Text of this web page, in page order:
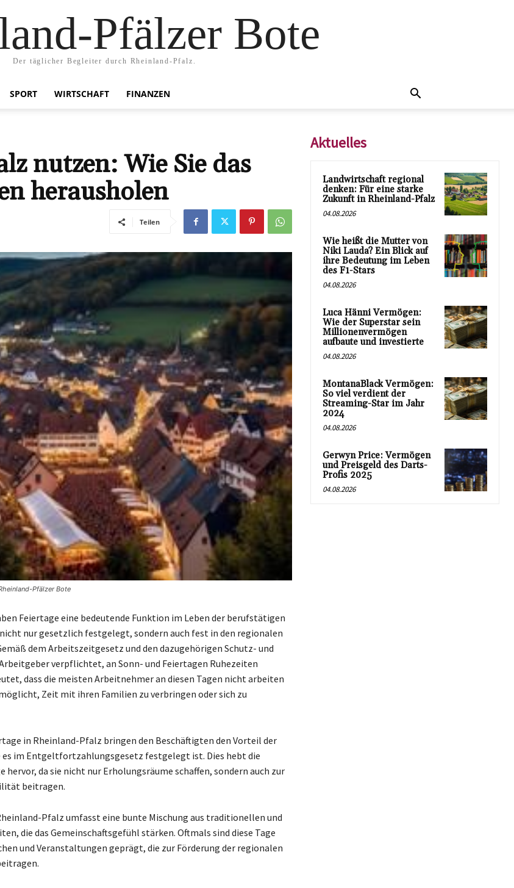
Pfälzer Bote
Der täglicher Begleiter durch Rheinland-Pfalz.
SPORT WIRTSCHAFT FINANZEN
nutzen: Wie Sie das
herausholen
Teilen
Pfälzer Bote
Feiertage eine bedeutende Funktion im Leben der berufstätigen
nur gesetzlich festgelegt, sondern auch fest in den regionalen
dem Arbeitszeitgesetz und den dazugehörigen Schutz- und
verpflichtet, an Sonn- und Feiertagen Ruhezeiten
dass die meisten Arbeitnehmer an diesen Tagen nicht arbeiten
Zeit mit ihren Familien zu verbringen oder sich zu
in Rheinland-Pfalz bringen den Beschäftigten den Vorteil der
im Entgeltfortzahlungsgesetz festgelegt ist. Dies hebt die
hervor, da sie nicht nur Erholungsräume schaffen, sondern auch zur
beitragen.
Pfalz umfasst eine bunte Mischung aus traditionellen und
die das Gemeinschaftsgefühl stärken. Oftmals sind diese Tage
und Veranstaltungen geprägt, die zur Förderung der regionalen
Aktuelles
Landwirtschaft regional
denken: Für eine starke
Zukunft in Rheinland-Pfalz
04.08.2026
Wie heißt die Mutter von
Niki Lauda? Ein Blick auf
ihre Bedeutung im Leben
des F1-Stars
04.08.2026
Luca Hänni Vermögen:
Wie der Superstar sein
Millionenvermögen
aufbaute und investierte
04.08.2026
MontanaBlack Vermögen:
So viel verdient der
Streaming-Star im Jahr
2024
04.08.2026
Gerwyn Price: Vermögen
und Preisgeld des Darts-
Profis 2025
04.08.2026